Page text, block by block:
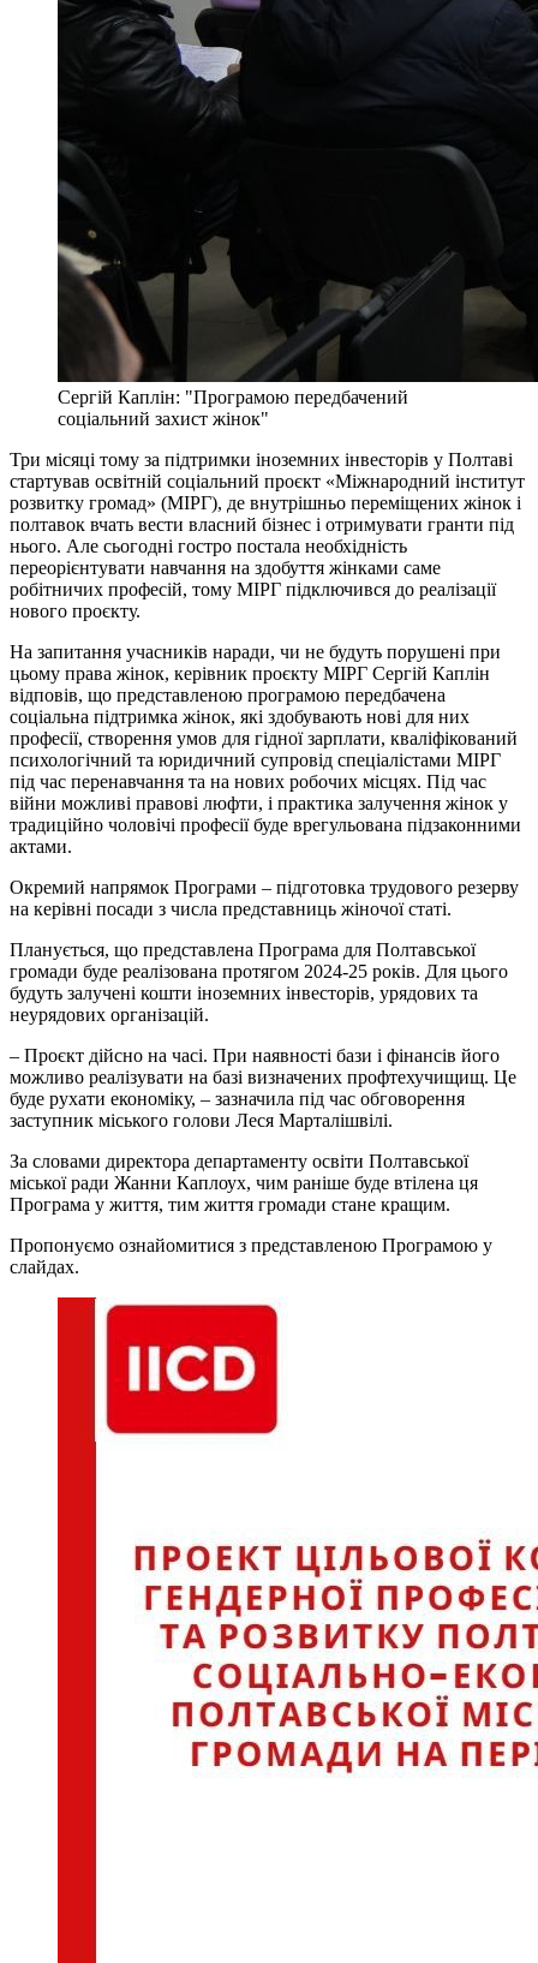
Сергій Каплін: "Програмою передбачений
соціальний захист жінок"
Три місяці тому за підтримки іноземних інвесторів у Полтаві
стартував освітній соціальний проєкт «Міжнародний інститут
розвитку громад» (МІРГ), де внутрішньо переміщених жінок і
полтавок вчать вести власний бізнес і отримувати гранти під
нього. Але сьогодні гостро постала необхідність
переорієнтувати навчання на здобуття жінками саме
робітничих професій, тому МІРГ підключився до реалізації
нового проєкту.
На запитання учасників наради, чи не будуть порушені при
цьому права жінок, керівник проєкту МІРГ Сергій Каплін
відповів, що представленою програмою передбачена
соціальна підтримка жінок, які здобувають нові для них
професії, створення умов для гідної зарплати, кваліфікований
психологічний та юридичний супровід спеціалістами МІРГ
під час перенавчання та на нових робочих місцях. Під час
війни можливі правові люфти, і практика залучення жінок у
традиційно чоловічі професії буде врегульована підзаконними
актами.
Окремий напрямок Програми – підготовка трудового резерву
на керівні посади з числа представниць жіночої статі.
Планується, що представлена Програма для Полтавської
громади буде реалізована протягом 2024-25 років. Для цього
будуть залучені кошти іноземних інвесторів, урядових та
неурядових організацій.
– Проєкт дійсно на часі. При наявності бази і фінансів його
можливо реалізувати на базі визначених профтехучищищ. Це
буде рухати економіку, – зазначила під час обговорення
заступник міського голови Леся Марталішвілі.
За словами директора департаменту освіти Полтавської
міської ради Жанни Каплоух, чим раніше буде втілена ця
Програма у життя, тим життя громади стане кращим.
Пропонуємо ознайомитися з представленою Програмою у
слайдах.